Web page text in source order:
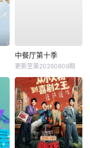
中餐厅第十季
更新至第20260809期